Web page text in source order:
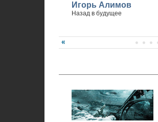
Игорь Алимов
Назад в будущее